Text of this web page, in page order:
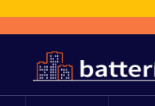
to
Content